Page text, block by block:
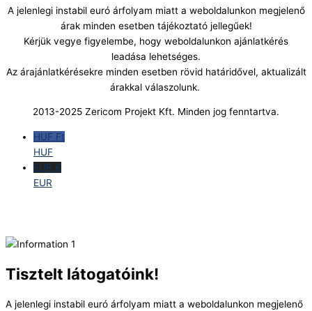
A jelenlegi instabil euró árfolyam miatt a weboldalunkon megjelenő
árak minden esetben tájékoztató jellegűek!
Kérjük vegye figyelembe, hogy weboldalunkon ajánlatkérés
leadása lehetséges.
Az árajánlatkérésekre minden esetben rövid határidővel, aktualizált
árakkal válaszolunk.
2013-2025 Zericom Projekt Kft. Minden jog fenntartva.
HUF Ft
HUF
EUR €
EUR
Tisztelt látogatóink!
A jelenlegi instabil euró árfolyam miatt a weboldalunkon megjelenő